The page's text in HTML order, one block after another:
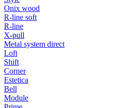
Onix wood
R-line soft
R-line
X-pull
Metal system direct
Loft
Shift
Corner
Estetica
Bell
Module